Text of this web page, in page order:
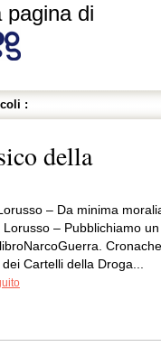
pagina di
:
della
– Da minima
– Pubblichiamo un
Cronache
Cartelli della Droga...